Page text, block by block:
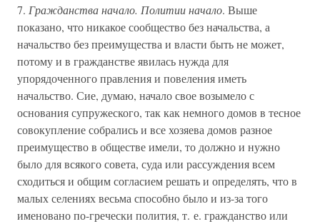
7. Гражданства начало. Политии начало. Выше
показано, что никакое сообщество без начальства, а
начальство без преимущества и власти быть не может,
потому и в гражданстве явилась нужда для
упорядоченного правления и повеления иметь
начальство. Сие, думаю, начало свое возымело с
основания супружеского, так как немного домов в тесное
совокупление собрались и все хозяева домов разное
преимущество в обществе имели, то должно и нужно
было для всякого совета, суда или рассуждения всем
сходиться и общим согласием решать и определять, что в
малых селениях весьма способно было и из-за того
именовано по-гречески полития, т. е. гражданство или